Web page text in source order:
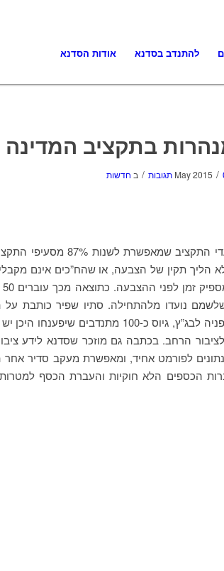
אודות הסדנא להתנדב בסדנא
בתקציב המדינה
/
/ ב חדשות
סתיו שפיר כותבת על שיטת שינויי יעדי התקציב
הליך תקין של הצבעה, או שהח”כים אינם
של
נועדו מלהתחילה. סתיו שפיר כותבת על
שנקתה כדי לשנות את השיטה, כולל פניה לבג”ץ, גיוס כ-100 מתנדבים
הרחב. בכתבה גם מוזכר שסדנא לידע
לפורמט אחיד, ומאפשרת מעקב סדיר אחר
הכספים הלא חוקיות והעברת הכסף למטרות